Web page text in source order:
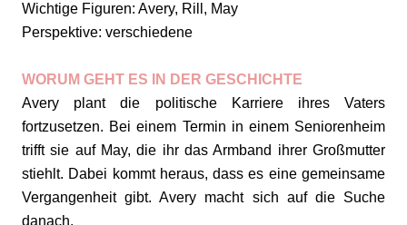
Wichtige Figuren: Avery, Rill, May
Perspektive: verschiedene
WORUM GEHT ES IN DER GESCHICHTE
Avery plant die politische Karriere ihres Vaters
fortzusetzen. Bei einem Termin in einem Seniorenheim
trifft sie auf May, die ihr das Armband ihrer Großmutter
stiehlt. Dabei kommt heraus, dass es eine gemeinsame
Vergangenheit gibt. Avery macht sich auf die Suche
danach.